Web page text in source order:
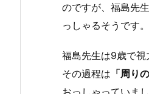
のですが、福島先
っしゃるそうです。
福島先生は9歳で視
その過程は 「周り